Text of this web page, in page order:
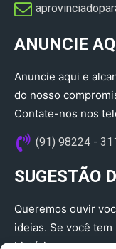
ANUNCIE
Anuncie aqui e
do nosso
Contate-nos nos
(91) 98224 -
SUGESTÃO
Queremos ouvir
ideias. Se você
história que